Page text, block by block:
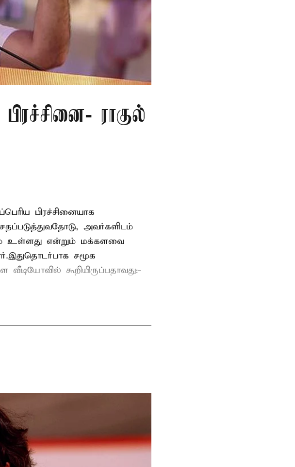
ராகுல்
பிரச்சினையாக
அவர்களிடம்
உள்ளது என்றும் மக்களவை
சமூக
கூறியிருப்பதாவது:-